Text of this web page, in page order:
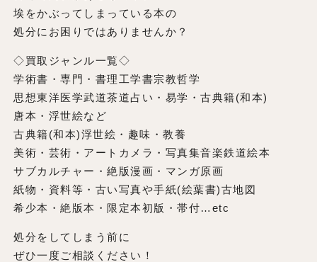
埃をかぶってしまっている本の
処分にお困りではありませんか？
◇買取ジャンル一覧◇
学術書・専門・書理工学書宗教哲学
思想東洋医学武道茶道占い・易学・古典籍(和本)
唐本・浮世絵など
古典籍(和本)浮世絵・趣味・教養
美術・芸術・アートカメラ・写真集音楽鉄道絵本
サブカルチャー・絶版漫画・マンガ原画
紙物・資料等・古い写真や手紙(絵葉書)古地図
希少本・絶版本・限定本初版・帯付…etc
処分をしてしまう前に
ぜひ一度ご相談ください！